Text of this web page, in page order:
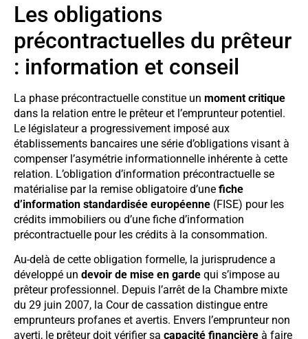
Les obligations
précontractuelles du prêteur
: information et conseil
La phase précontractuelle constitue un moment critique
dans la relation entre le prêteur et l’emprunteur potentiel.
Le législateur a progressivement imposé aux
établissements bancaires une série d’obligations visant à
compenser l’asymétrie informationnelle inhérente à cette
relation. L’obligation d’information précontractuelle se
matérialise par la remise obligatoire d’une fiche
d’information standardisée européenne (FISE) pour les
crédits immobiliers ou d’une fiche d’information
précontractuelle pour les crédits à la consommation.
Au-delà de cette obligation formelle, la jurisprudence a
développé un devoir de mise en garde qui s’impose au
prêteur professionnel. Depuis l’arrêt de la Chambre mixte
du 29 juin 2007, la Cour de cassation distingue entre
emprunteurs profanes et avertis. Envers l’emprunteur non
averti, le prêteur doit vérifier sa capacité financière à faire